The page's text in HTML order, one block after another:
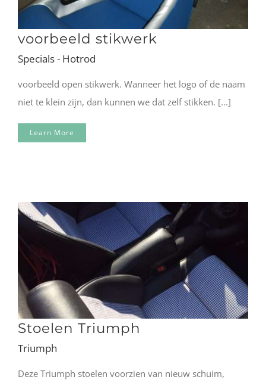
voorbeeld stikwerk
Specials - Hotrod
voorbeeld open stikwerk. Wanneer het logo of de naam
niet te klein zijn, dan kunnen we dat zelf stikken. [...]
Learn More
Stoelen Triumph
Triumph
Deze Triumph stoelen voorzien van nieuw schuim,